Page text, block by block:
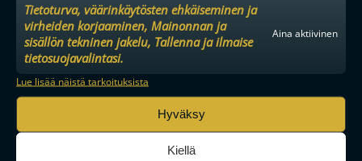
Tietoturva, väärinkäytösten ehkäiseminen ja
virheiden korjaaminen, Mainonnan ja
sisällön tekninen jakelu, Tallenna ja ilmaise
tietosuojavalintasi.
Aina aktiivinen
Lue lisää näistä tarkoituksista
Hyväksy
Kiellä
SEURAA MEITÄ SOMESSA